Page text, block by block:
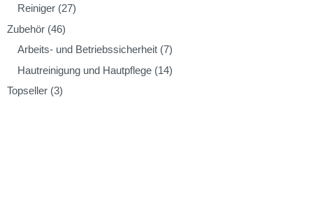
Reiniger (27)
Zubehör (46)
Arbeits- und Betriebssicherheit (7)
Hautreinigung und Hautpflege (14)
Topseller (3)